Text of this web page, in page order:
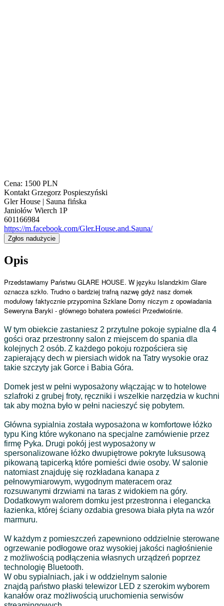
Cena: 1500 PLN
Kontakt Grzegorz Pospieszyński
Gler House | Sauna fińska
Janiołów Wierch 1P
601166984
https://m.facebook.com/Gler.House.and.Sauna/
Zgłos nadużycie
Opis
Przedstawiamy Państwu GLARE HOUSE. W języku Islandzkim Glare
oznacza szkło. Trudno o bardziej trafną nazwę gdyż nasz domek
modułowy faktycznie przypomina Szklane Domy niczym z opowiadania
Seweryna Baryki - głównego bohatera powieści Przedwiośnie.
W tym obiekcie zastaniesz 2 przytulne pokoje sypialne dla 4
gości oraz przestronny salon z miejscem do spania dla
kolejnych 2 osób. Z każdego pokoju rozpościera się
zapierający dech w piersiach widok na Tatry wysokie oraz
takie szczyty jak Gorce i Babia Góra.
Domek jest w pełni wyposażony włączając w to hotelowe
szlafroki z grubej froty, ręczniki i wszelkie narzędzia w kuchni
tak aby można było w pełni nacieszyć się pobytem.
Główna sypialnia została wyposażona w komfortowe łóżko
typu King które wykonano na specjalne zamówienie przez
firmę Pyka. Drugi pokój jest wyposażony w
spersonalizowane łóżko dwupiętrowe pokryte luksusową
pikowaną tapicerką które pomieści dwie osoby. W salonie
natomiast znajduję się rozkładana kanapa z
pełnowymiarowym, wygodnym materacem oraz
rozsuwanymi drzwiami na taras z widokiem na góry.
Dodatkowym walorem domku jest przestronna i elegancka
łazienka, której ściany ozdabia gresowa biała płyta na wzór
marmuru.
W każdym z pomieszczeń zapewniono oddzielnie sterowane
ogrzewanie podłogowe oraz wysokiej jakości nagłośnienie
z możliwością podłączenia własnych urządzeń poprzez
technologię Bluetooth.
W obu sypialniach, jak i w oddzielnym salonie
znajdą państwo płaski telewizor LED z szerokim wyborem
kanałów oraz możliwością uruchomienia serwisów